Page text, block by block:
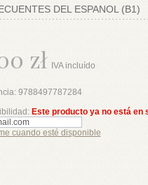
DEL ESPANOL (B1)
zł IVA incluído
9788497787284
Este producto ya no está en
cuando esté disponible